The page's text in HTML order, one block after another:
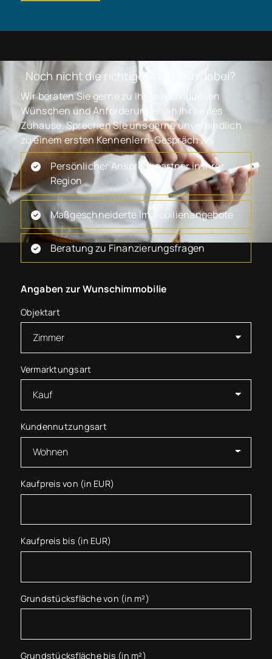
Noch nicht die richtige Immobilie dabei?
Wir beraten Sie gerne zu Ihren individuellen
Wünschen und Anforderungen an Ihr neues
Zuhause. Sprechen Sie uns gerne unverbindlich
zu einem ersten Kennenlern-Gespräch an.
Persönlicher Ansprechpartner in Ihrer
Region
Maßgeschneiderte Immobilienangebote
Beratung zu Finanzierungsfragen
Angaben zur Wunschimmobilie
Objektart
Vermarktungsart
Kundennutzungsart
Kaufpreis von (in EUR)
Kaufpreis bis (in EUR)
Grundstücksfläche von (in m²)
Grundstücksfläche bis (in m²)